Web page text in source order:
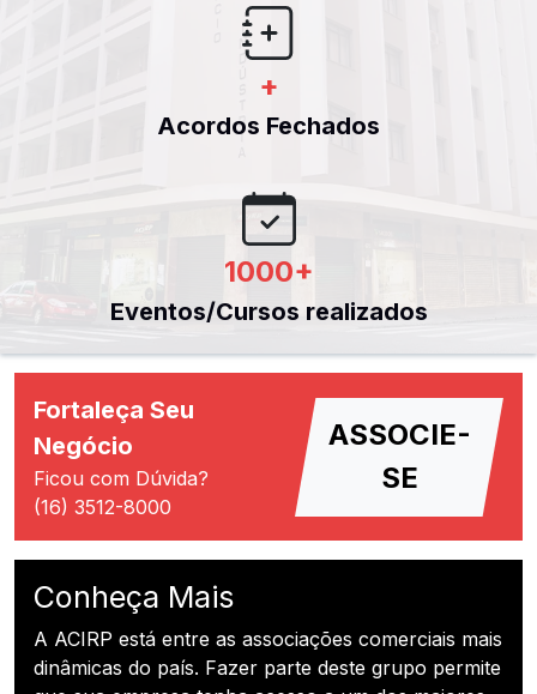
+
Acordos Fechados
1000+
Eventos/Cursos realizados
Fortaleça Seu
Negócio
Ficou com Dúvida?
(16) 3512-8000
ASSOCIE-
SE
Conheça Mais
A ACIRP está entre as associações comerciais mais
dinâmicas do país. Fazer parte deste grupo permite